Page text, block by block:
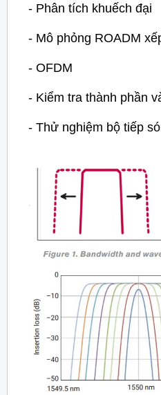
- Phân tích khuếch đại
- Mô phỏng ROADM
- OFDM
- Kiểm tra thành phần
- Thử nghiệm bộ tiếp